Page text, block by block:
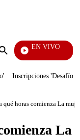
Enviar
EN VIVO
Pura
Inscripciones 'Desafío'
qué horas comienza La
La